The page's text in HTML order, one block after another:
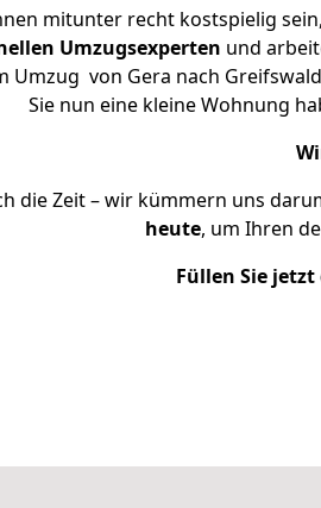
mitunter recht kostspielig
Umzugsexperten und
Umzug von Gera nach
Sie nun eine kleine Wohnung
die Zeit – wir kümmern uns
heute, um Ihren
Füllen Sie